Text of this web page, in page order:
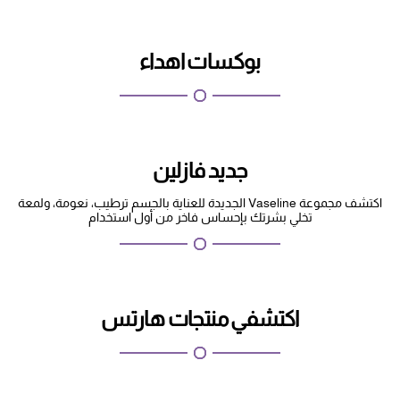
بوكسات اهداء
جديد فازلين
اكتشف مجموعة Vaseline الجديدة للعناية بالجسم ترطيب، نعومة، ولمعة
تخلي بشرتك بإحساس فاخر من أول استخدام
اكتشفي منتجات هارتس